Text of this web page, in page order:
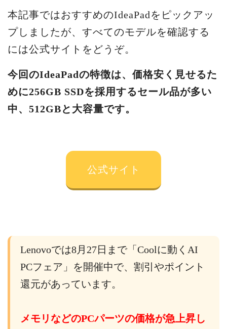
本記事ではおすすめのIdeaPadをピックアッ
プしましたが、すべてのモデルを確認する
には公式サイトをどうぞ。
今回のIdeaPadの特徴は、価格安く見せるた
めに256GB SSDを採用するセール品が多い
中、512GBと大容量です。
公式サイト
Lenovoでは8月27日まで「Coolに動くAI
PCフェア」を開催中で、割引やポイント
還元があっています。
メモリなどのPCパーツの価格が急上昇し